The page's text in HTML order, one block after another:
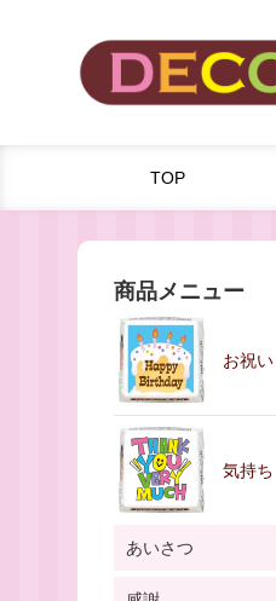
TOP
商品メニュー
お祝い
気持ち
あいさつ